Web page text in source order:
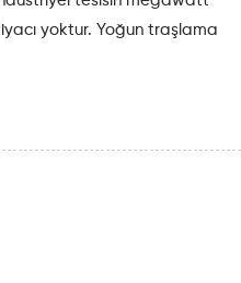
yoktur. Yoğun traşlama